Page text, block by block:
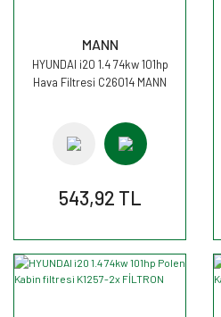
MANN
HYUNDAI i20 1.4 74kw 101hp
Hava Filtresi C26014 MANN
543,92 TL